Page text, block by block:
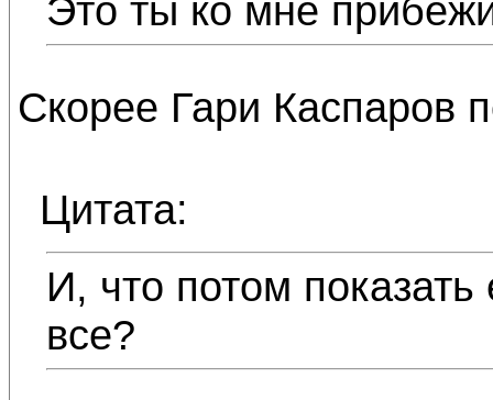
Это ты ко мне
Скорее Гари Каспаров
Цитата:
И, что потом
все?